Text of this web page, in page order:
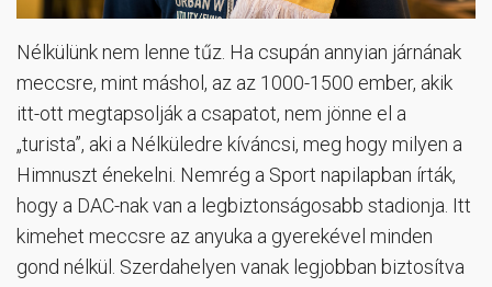
Nélkülünk nem lenne tűz. Ha csupán annyian járnának
meccsre, mint máshol, az az 1000-1500 ember, akik
itt-ott megtapsolják a csapatot, nem jönne el a
„turista”, aki a Nélküledre kíváncsi, meg hogy milyen a
Himnuszt énekelni. Nemrég a Sport napilapban írták,
hogy a DAC-nak van a legbiztonságosabb stadionja. Itt
kimehet meccsre az anyuka a gyerekével minden
gond nélkül. Szerdahelyen vanak legjobban biztosítva